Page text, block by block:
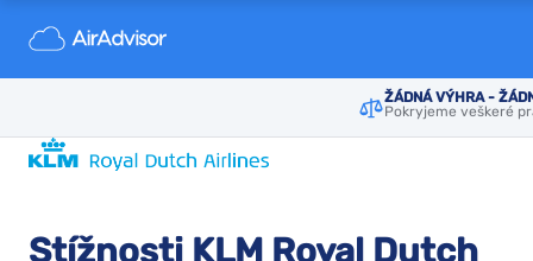
ŽÁDNÁ VÝHRA -
Pokryjeme veškeré
Stížnosti KLM Royal Dutch